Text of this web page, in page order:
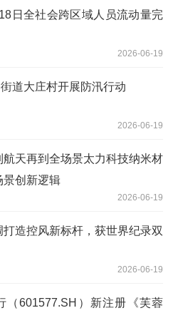
日全社会跨区域人员流动量完
2026-06-19
道大庄村开展防汛行动
2026-06-19
航天再到全场景太力科技纳米材
景创新逻辑
2026-06-19
打造控风新标杆，获世界纪录双
2026-06-19
（601577.SH）新注册《芙蓉